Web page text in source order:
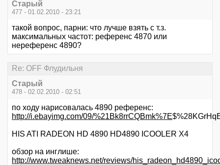
Старый
477 - 01.02.2010 - 23:21
такой вопрос, парни: что лучше взять с т.з.
максимальных частот: референс 4870 или
нереференс 4890?
Re: OFF Флудильня
Старый
478 - 02.02.2010 - 02:51
по ходу нарисовалась 4890 референс:
http://i.ebayimg.com/09/%21Bk8rrCQBmk%7E
HIS ATI RADEON HD 4890 HD4890 ICOOLER X4
обзор на инглише:
http://www.tweaknews.net/reviews/